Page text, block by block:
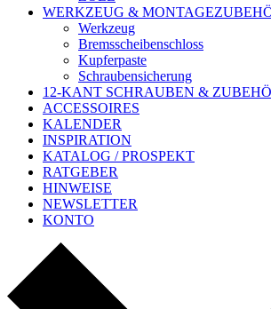
WERKZEUG &
Werkzeug
Bremsscheibenschloss
Kupferpaste
Schraubensicherung
12-KANT SCHRAUBEN &
ACCESSOIRES
KALENDER
INSPIRATION
KATALOG / PROSPEKT
RATGEBER
HINWEISE
NEWSLETTER
KONTO